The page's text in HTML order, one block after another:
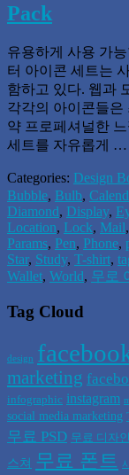
Pack
유용하게 사용 가능
터 아이콘 세트는
함하고 있다. 웹과
각각의 아이콘들은
약 프로페셔널한
세트를 자유롭게 …
Categories: Design
Bubble, Bulb,
Diamond, Display,
Location, Lock, Mail,
Params, Pen, Phone,
Star, Study, T-shirt,
Wallet, World, 무로
Tag Cloud
design
marketing
infographic instagram
social media marketing
무료 PSD 무료 디자인
스쳐 무료 폰트